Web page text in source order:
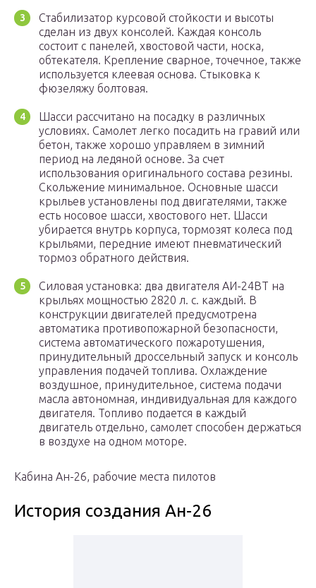
Стабилизатор курсовой стойкости и высоты
сделан из двух консолей. Каждая консоль
состоит с панелей, хвостовой части, носка,
обтекателя. Крепление сварное, точечное, также
используется клеевая основа. Стыковка к
фюзеляжу болтовая.
Шасси рассчитано на посадку в различных
условиях. Самолет легко посадить на гравий или
бетон, также хорошо управляем в зимний
период на ледяной основе. За счет
использования оригинального состава резины.
Скольжение минимальное. Основные шасси
крыльев установлены под двигателями, также
есть носовое шасси, хвостового нет. Шасси
убирается внутрь корпуса, тормозят колеса под
крыльями, передние имеют пневматический
тормоз обратного действия.
Силовая установка: два двигателя АИ-24ВТ на
крыльях мощностью 2820 л. с. каждый. В
конструкции двигателей предусмотрена
автоматика противопожарной безопасности,
система автоматического пожаротушения,
принудительный дроссельный запуск и консоль
управления подачей топлива. Охлаждение
воздушное, принудительное, система подачи
масла автономная, индивидуальная для каждого
двигателя. Топливо подается в каждый
двигатель отдельно, самолет способен держаться
в воздухе на одном моторе.
Кабина Ан-26, рабочие места пилотов
История создания Ан-26